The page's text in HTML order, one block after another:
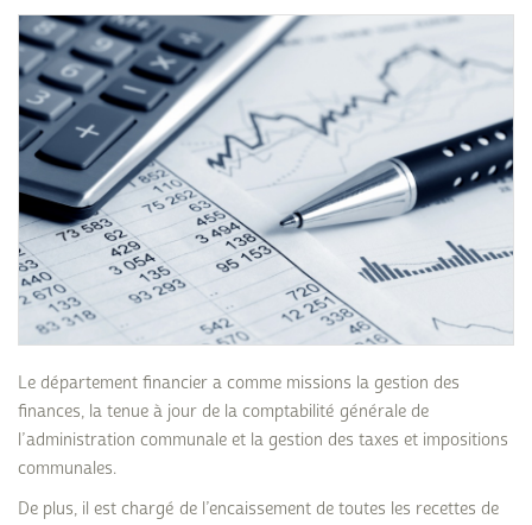
Le département financier a comme missions la gestion des
finances, la tenue à jour de la comptabilité générale de
l’administration communale et la gestion des taxes et impositions
communales.
De plus, il est chargé de l’encaissement de toutes les recettes de